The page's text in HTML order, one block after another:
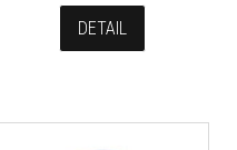
DETAIL